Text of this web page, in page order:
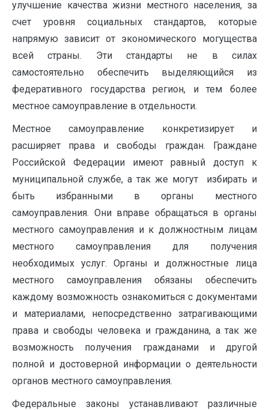
улучшение качества жизни местного населения, за
счет уровня социальных стандартов, которые
напрямую зависит от экономического могущества
всей страны. Эти стандарты не в силах
самостоятельно обеспечить выделяющийся из
федеративного государства регион, и тем более
местное самоуправление в отдельности.
Местное самоуправление конкретизирует и
расширяет права и свободы граждан. Граждане
Российской Федерации имеют равный доступ к
муниципальной службе, а так же могут избирать и
быть избранными в органы местного
самоуправления. Они вправе обращаться в органы
местного самоуправления и к должностным лицам
местного самоуправления для получения
необходимых услуг. Органы и должностные лица
местного самоуправления обязаны обеспечить
каждому возможность ознакомиться с документами
и материалами, непосредственно затрагивающими
права и свободы человека и гражданина, а так же
возможность получения гражданами и другой
полной и достоверной информации о деятельности
органов местного самоуправления.
Федеральные законы устанавливают различные